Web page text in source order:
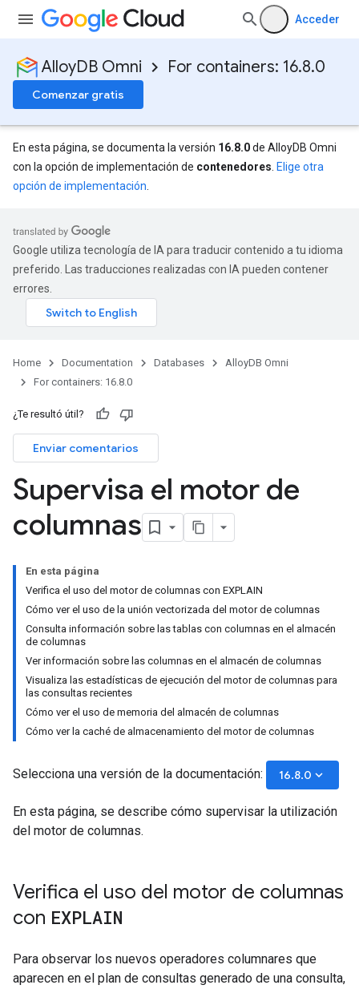
Acceder
AlloyDB Omni For containers: 16.8.0
Comenzar gratis
En esta página, se documenta la versión 16.8.0de AlloyDB Omni
con la opción de implementación de contenedores Elige otra
opción de implementación
Google utiliza tecnología de IA para traducir contenido a tu idioma
preferido. Las traducciones realizadas con IA pueden contener
errores.
Home Documentation Databases
AlloyDB Omni
For containers: 16.8.0
¿Te resultó útil?
Enviar comentarios
Supervisa el motor de
columnas
En esta página
Verifica el uso del motor de columnas con EXPLAIN
Cómo ver el uso de la unión vectorizada del motor de columnas
Consulta información sobre las tablas con columnas en el almacén
de columnas
Ver información sobre las columnas en el almacén de columnas
Visualiza las estadísticas de ejecución del motor de columnas para
las consultas recientes
Cómo ver el uso de memoria del almacén de columnas
Cómo ver la caché de almacenamiento del motor de columnas
Selecciona una versión de la documentación: 16.8.0 keyboard_arrow_down
En esta página, se describe cómo supervisar la utilización
del motor de columnas.
Verifica el uso del motor de columnas
con EXPLAIN
Para observar los nuevos operadores columnares que
aparecen en el plan de consultas generado de una consulta,